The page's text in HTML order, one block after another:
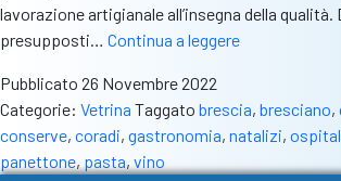
lavorazione artigianale all’insegna della qualità.
presupposti… Continua a leggereIl
arrivando.
Componi
il
Pubblicato 26 Novembre 2022
Categorie: Vetrina Taggato brescia, bresciano,
conserve, coradi, gastronomia, natalizi,
panettone, pasta, vino